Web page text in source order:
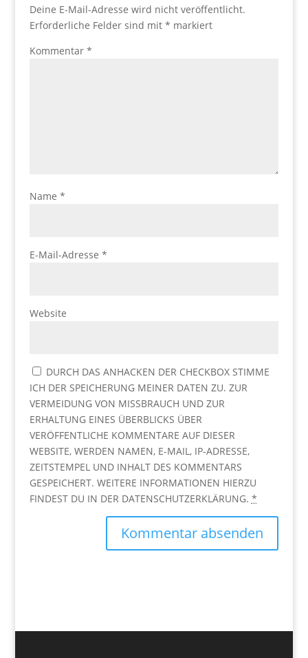
Deine E-Mail-Adresse wird nicht veröffentlicht.
Erforderliche Felder sind mit * markiert
Kommentar *
Name *
E-Mail-Adresse *
Website
DURCH DAS ANHACKEN DER CHECKBOX STIMME
ICH DER SPEICHERUNG MEINER DATEN ZU. ZUR
VERMEIDUNG VON MISSBRAUCH UND ZUR
ERHALTUNG EINES ÜBERBLICKS ÜBER
VERÖFFENTLICHE KOMMENTARE AUF DIESER
WEBSITE, WERDEN NAMEN, E-MAIL, IP-ADRESSE,
ZEITSTEMPEL UND INHALT DES KOMMENTARS
GESPEICHERT. WEITERE INFORMATIONEN HIERZU
FINDEST DU IN DER DATENSCHUTZERKLÄRUNG. *